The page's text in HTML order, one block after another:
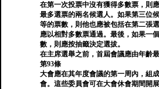
在第一次投票中沒有獲得多數票，則
最多選票的兩名候選人。如果第三位
等的票數，則他也應被包括在第二張
應以相對多數票通過。最後，如果一
數，則應按抽籤決定選拔。
在主席選舉之前，首屆會議應由年齡最
第93條
大會應在其年度會議的第一周內，組
會。這些委員會可在大會休會期間開